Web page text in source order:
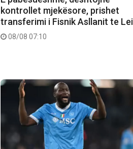
kontrollet mjekësore, prishet
transferimi i Fisnik Asllanit te
08/08 07:10